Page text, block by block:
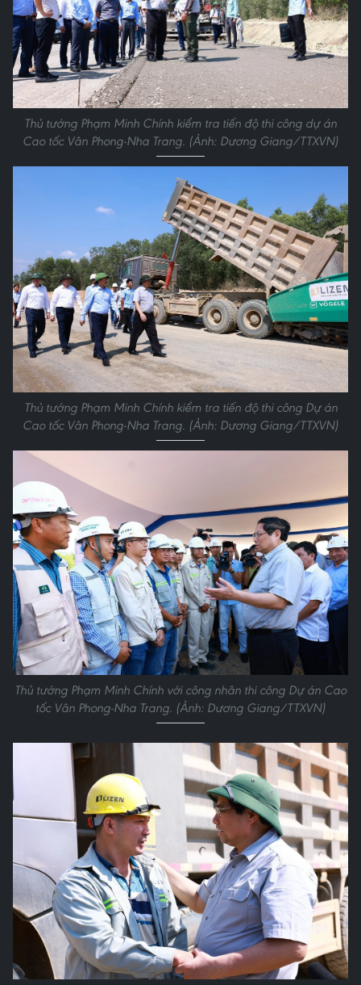
Thủ tướng Phạm Minh Chính kiểm tra tiến độ thi công dự án
Cao tốc Vân Phong-Nha Trang. (Ảnh: Dương Giang/TTXVN)
Thủ tướng Phạm Minh Chính kiểm tra tiến độ thi công Dự án
Cao tốc Vân Phong-Nha Trang. (Ảnh: Dương Giang/TTXVN)
Thủ tướng Phạm Minh Chính với công nhân thi công Dự án Cao
tốc Vân Phong-Nha Trang. (Ảnh: Dương Giang/TTXVN)